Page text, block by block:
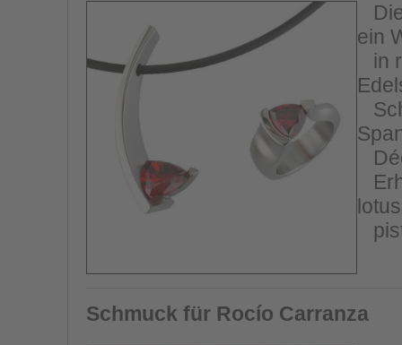
ein
in
Schmuck für Rocío Carranza